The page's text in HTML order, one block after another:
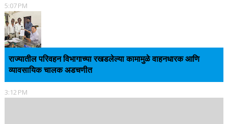
5:07 PM
राज्यातील परिवहन विभागाच्या रखडलेल्या कामामुळे वाहनधारक आणि
व्यावसायिक चालक अडचणीत
3:12 PM